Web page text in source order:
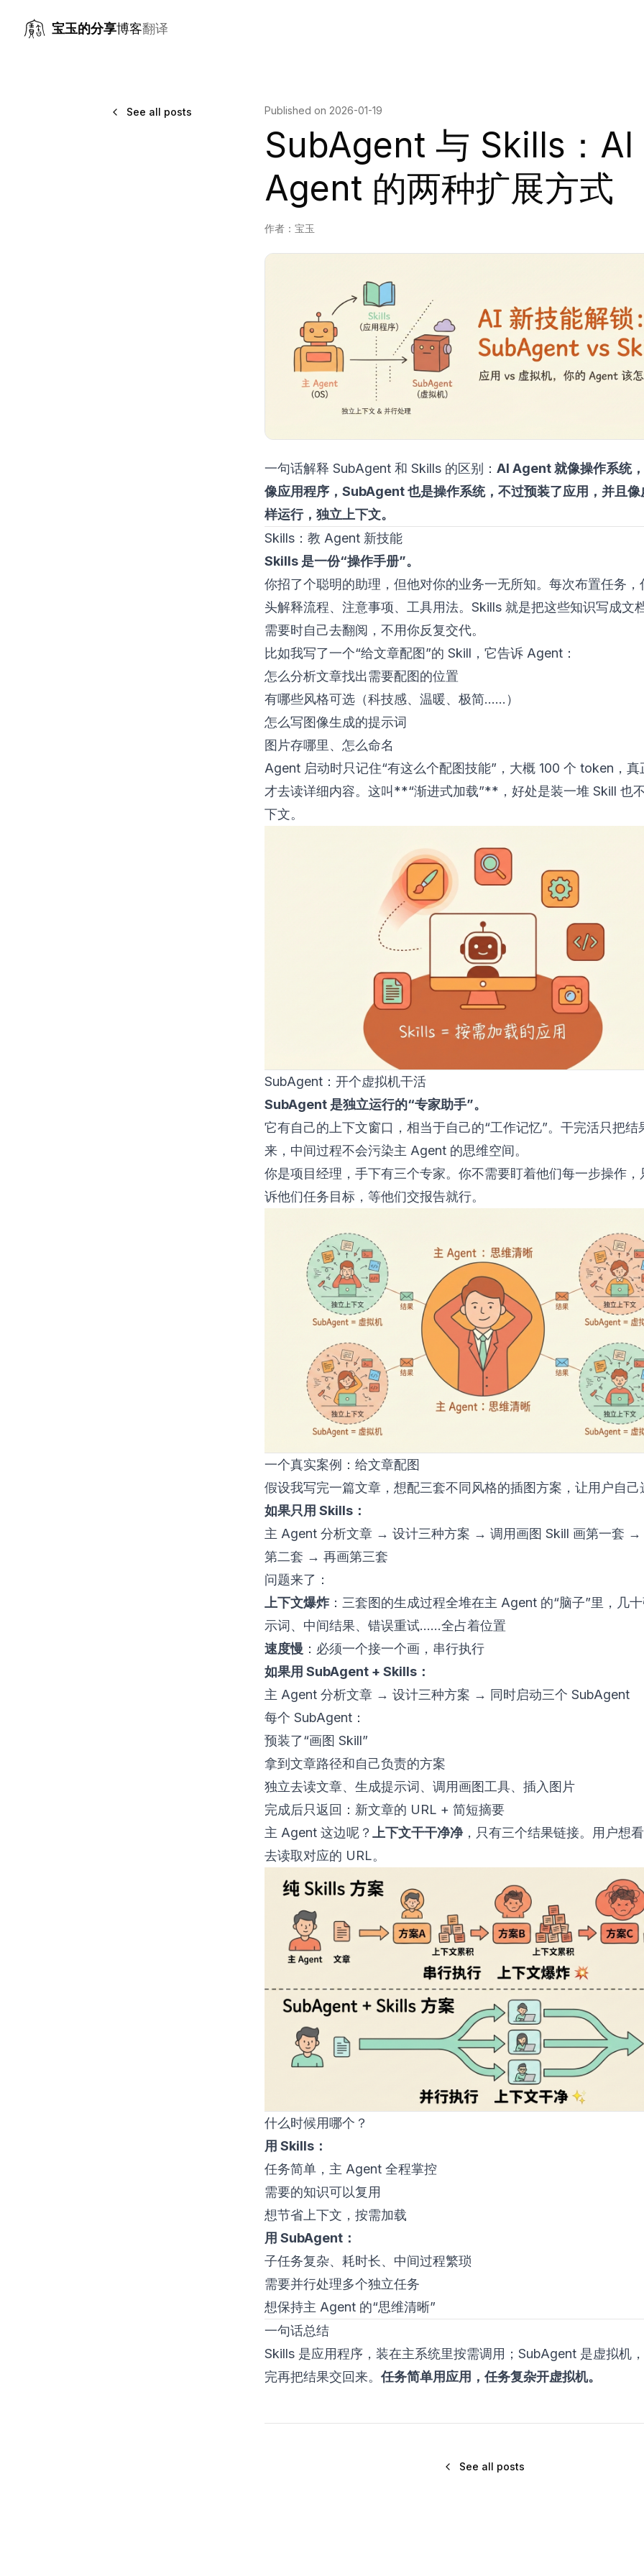
宝玉的分享博客翻译
See all posts Published on 2026-01-19
SubAgent 与 Skills：AI
Agent 的两种扩展方式
作者： 宝玉
一句话解释 SubAgent 和 Skills 的区别： AI Agent 就像操作系统
像应用程序，SubAgent 也是操作系统，不过预装了应用，并且像
样运行，独立上下文。
Skills：教 Agent 新技能
Skills 是一份“操作手册”。
你招了个聪明的助理，但他对你的业务一无所知。每次布置任务，
头解释流程、注意事项、工具用法。Skills 就是把这些知识写成文
需要时自己去翻阅，不用你反复交代。
比如我写了一个“给文章配图”的 Skill，它告诉 Agent：
怎么分析文章找出需要配图的位置
有哪些风格可选（科技感、温暖、极简……）
怎么写图像生成的提示词
图片存哪里、怎么命名
Agent 启动时只记住“有这么个配图技能”，大概 100 个 token，真
才去读详细内容。这叫**“渐进式加载”**，好处是装一堆 Skill 也
下文。
SubAgent：开个虚拟机干活
SubAgent 是独立运行的“专家助手”。
它有自己的上下文窗口，相当于自己的“工作记忆”。干完活只把结
来，中间过程不会污染主 Agent 的思维空间。
你是项目经理，手下有三个专家。你不需要盯着他们每一步操作，
诉他们任务目标，等他们交报告就行。
一个真实案例：给文章配图
假设我写完一篇文章，想配三套不同风格的插图方案，让用户自己
如果只用 Skills：
主 Agent 分析文章 → 设计三种方案 → 调用画图 Skill 画第一套 →
第二套 → 再画第三套
问题来了：
上下文爆炸：三套图的生成过程全堆在主 Agent 的“脑子”里，几
示词、中间结果、错误重试……全占着位置
速度慢 ：必须一个接一个画，串行执行
如果用 SubAgent + Skills：
主 Agent 分析文章 → 设计三种方案 → 同时启动三个 SubAgent
每个 SubAgent：
预装了“画图 Skill”
拿到文章路径和自己负责的方案
独立去读文章、生成提示词、调用画图工具、插入图片
完成后只返回：新文章的 URL + 简短摘要
主 Agent 这边呢？
上下文干干净净，只有三个结果链接。用户想
去读取对应的 URL。
什么时候用哪个？
用 Skills：
任务简单，主 Agent 全程掌控
需要的知识可以复用
想节省上下文，按需加载
用 SubAgent：
子任务复杂、耗时长、中间过程繁琐
需要并行处理多个独立任务
想保持主 Agent 的“思维清晰”
一句话总结
Skills 是应用程序，装在主系统里按需调用；SubAgent 是虚拟机
完再把结果交回来。 任务简单用应用，任务复杂开虚拟机。
See all posts